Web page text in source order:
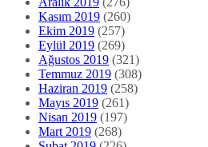
Kasım 2019 (260)
Ekim 2019 (257)
Eylül 2019 (269)
Ağustos 2019 (321)
Temmuz 2019 (308)
Haziran 2019 (258)
Mayıs 2019 (261)
Nisan 2019 (197)
Mart 2019 (268)